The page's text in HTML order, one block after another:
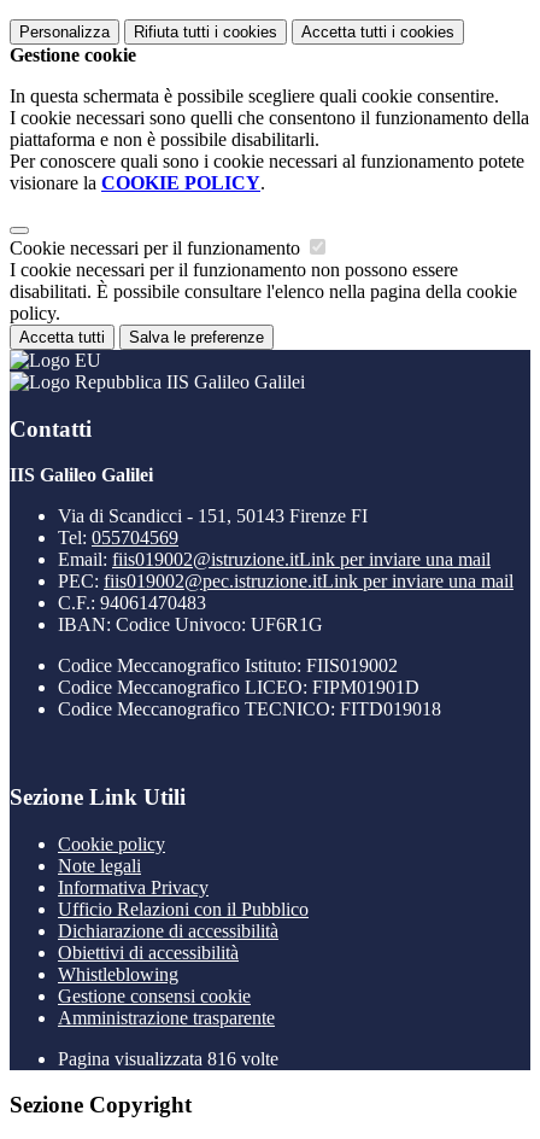
Personalizza Rifiuta tutti i cookies Accetta tutti i cookies
Gestione cookie
In questa schermata è possibile scegliere quali cookie consentire.
I cookie necessari sono quelli che consentono il funzionamento della
piattaforma e non è possibile disabilitarli.
Per conoscere quali sono i cookie necessari al funzionamento potete
visionare la COOKIE POLICY.
Cookie necessari per il funzionamento
I cookie necessari per il funzionamento non possono essere
disabilitati. È possibile consultare l'elenco nella pagina della cookie
policy.
Accetta tutti Salva le preferenze
IIS Galileo Galilei
Contatti
IIS Galileo Galilei
Via di Scandicci - 151, 50143 Firenze FI
Tel: 055704569
Email: fiis019002@istruzione.itLink per inviare una mail
PEC: fiis019002@pec.istruzione.itLink per inviare una mail
C.F.: 94061470483
IBAN: Codice Univoco: UF6R1G
Codice Meccanografico Istituto: FIIS019002
Codice Meccanografico LICEO: FIPM01901D
Codice Meccanografico TECNICO: FITD019018
Sezione Link Utili
Cookie policy
Note legali
Informativa Privacy
Ufficio Relazioni con il Pubblico
Dichiarazione di accessibilità
Obiettivi di accessibilità
Whistleblowing
Gestione consensi cookie
Amministrazione trasparente
Pagina visualizzata 816 volte
Sezione Copyright